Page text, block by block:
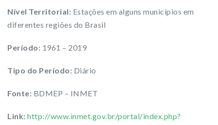
Nível Territorial: Estações em alguns municípios em
diferentes regiões do Brasil
Período: 1961 – 2019
Tipo do Período: Diário
Fonte: BDMEP – INMET
Link: http://www.inmet.gov.br/portal/index.php?